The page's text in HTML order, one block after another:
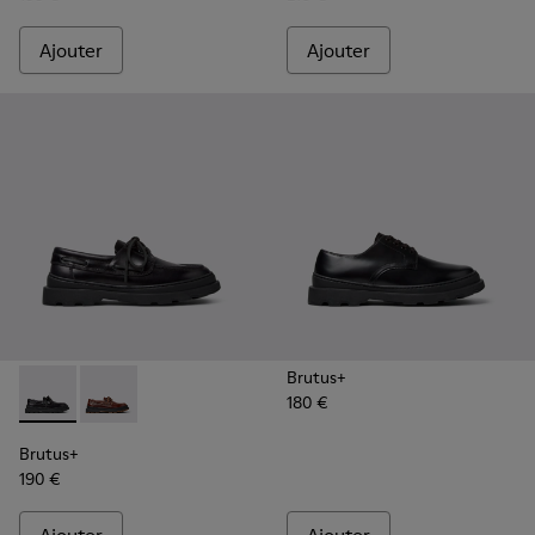
Ajouter Ajouter
Brutus+ - K101067-002 - Chaussures bateau en cuir noir
Brutus+ - K101067-001 - Mocassins en cuir marron
Brutus+
190 €
Brutus+
180 €